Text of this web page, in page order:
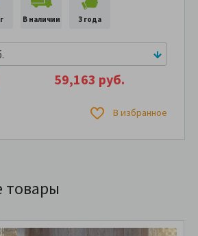
В наличии 3 года
59,163 руб.
В избранное
товары